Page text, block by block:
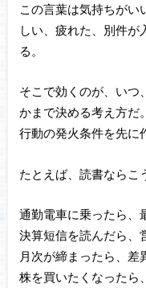
この言葉は気持ちがい
しい、疲れた、別件が
る。
そこで効くのが、いつ
かまで決める考え方だ
行動の発火条件を先に
たとえば、読書ならこ
通勤電車に乗ったら、
決算短信を読んだら、
月次が締まったら、差
株を買いたくなったら